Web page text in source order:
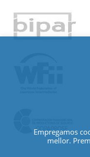
Empregamos
mellor.